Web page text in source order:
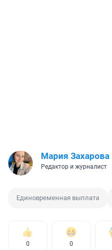
Мария Захарова
Редактор и журналист
Единовременная выплата
0 0